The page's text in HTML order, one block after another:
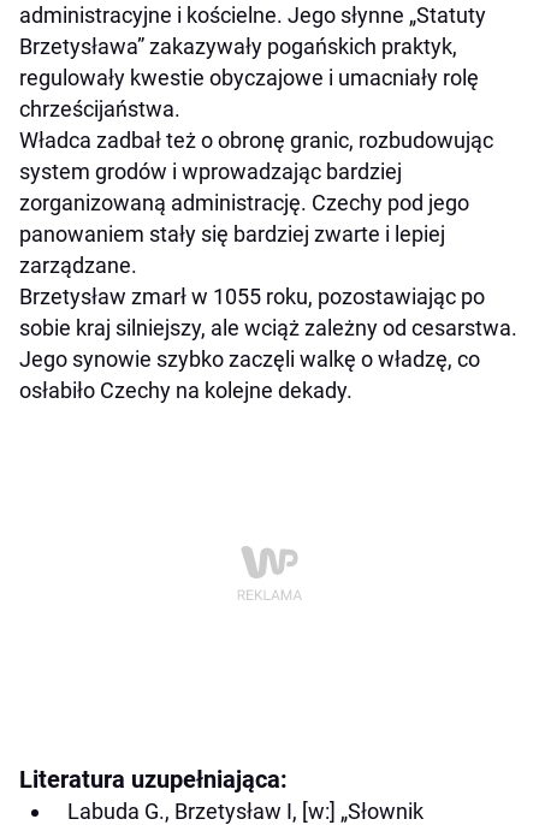
administracyjne i kościelne. Jego słynne „Statuty
Brzetysława” zakazywały pogańskich praktyk,
regulowały kwestie obyczajowe i umacniały rolę
chrześcijaństwa.
Władca zadbał też o obronę granic, rozbudowując
system grodów i wprowadzając bardziej
zorganizowaną administrację. Czechy pod jego
panowaniem stały się bardziej zwarte i lepiej
zarządzane.
Brzetysław zmarł w 1055 roku, pozostawiając po
sobie kraj silniejszy, ale wciąż zależny od cesarstwa.
Jego synowie szybko zaczęli walkę o władzę, co
osłabiło Czechy na kolejne dekady.
Literatura uzupełniająca:
Labuda G., Brzetysław I, [w:] „Słownik